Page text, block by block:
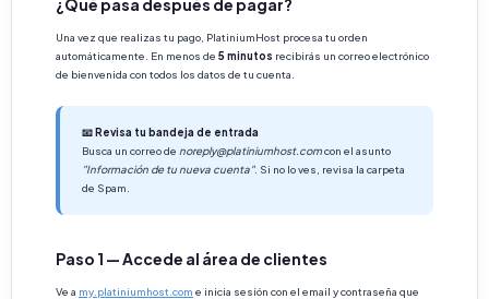
¿Qué pasa después de pagar?
Una vez que realizas tu pago, PlatiniumHost procesa tu orden
automáticamente. En menos de 5 minutos recibirás un correo electrónico
de bienvenida con todos los datos de tu cuenta.
📧 Revisa tu bandeja de entrada
Busca un correo de noreply@platiniumhost.comcon el asunto
"Información de tu nueva cuenta". Si no lo ves, revisa la carpeta
de Spam.
Paso 1 — Accede al área de clientes
Ve a my.platiniumhost.com e inicia sesión con el email y contraseña que